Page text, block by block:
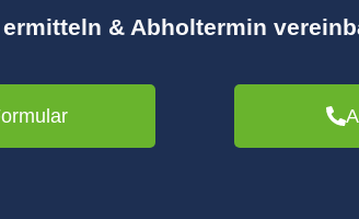
& Abholtermin